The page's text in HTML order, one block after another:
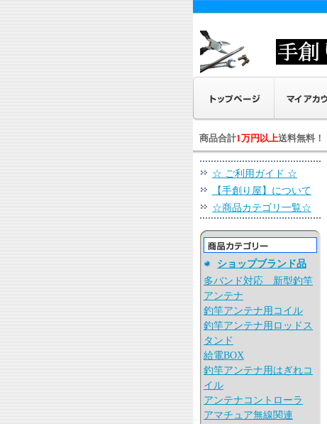
商品合計1万円以上送料無料！
☆ ご利用ガイド ☆
【手創り屋】について
☆商品カテゴリ一覧☆
ショップブランド品
多バンド対応 新型釣竿
アンテナ
釣竿アンテナ用コイル
釣竿アンテナ用ロッドス
タンド
給電BOX
釣竿アンテナ用はぎれコ
イル
アンテナコントローラ
アマチュア無線関連